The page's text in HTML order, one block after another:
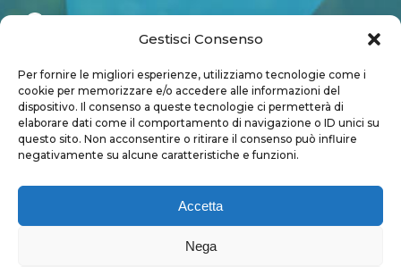
Gestisci Consenso
Per fornire le migliori esperienze, utilizziamo tecnologie come i
cookie per memorizzare e/o accedere alle informazioni del
dispositivo. Il consenso a queste tecnologie ci permetterà di
elaborare dati come il comportamento di navigazione o ID unici su
questo sito. Non acconsentire o ritirare il consenso può influire
negativamente su alcune caratteristiche e funzioni.
Accetta
Nega
Account
Login
User page